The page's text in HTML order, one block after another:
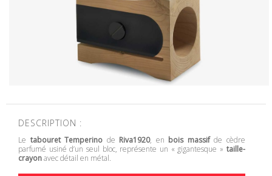
DESCRIPTION :
Le tabouret Temperino de Riva1920, en bois massifde cèdre
parfumé usiné d’un seul bloc, représente un « gigantesque » taille-
crayonavec détail en métal.